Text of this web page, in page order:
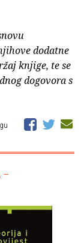
dodatne
knjige, te se
dogovora s
–